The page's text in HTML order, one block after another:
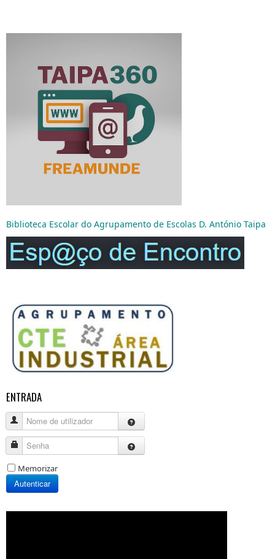
Biblioteca Escolar do Agrupamento de Escolas D. António Taipa
ENTRADA
Nome de utilizador
Senha
Memorizar
Autenticar